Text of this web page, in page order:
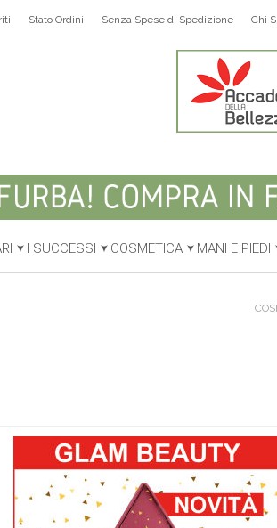
Stato Ordini Senza Spese di Spedizione Chi
I SUCCESSI COSMETICA MANI E PIEDI